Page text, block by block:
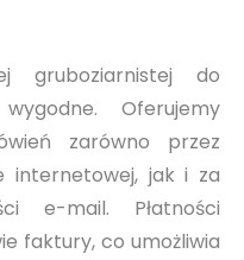
gruboziarnistej do
Oferujemy
zarówno przez
internetowej, jak i za
e-mail. Płatności
faktury, co umożliwia